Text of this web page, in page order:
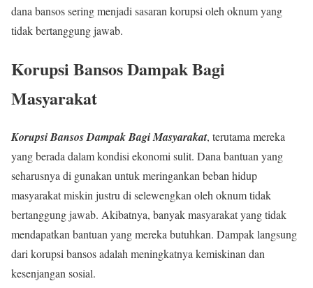
dana bansos sering menjadi sasaran korupsi oleh oknum yang
tidak bertanggung jawab.
Korupsi Bansos Dampak Bagi
Masyarakat
Korupsi Bansos Dampak Bagi Masyarakat, terutama mereka
yang berada dalam kondisi ekonomi sulit. Dana bantuan yang
seharusnya di gunakan untuk meringankan beban hidup
masyarakat miskin justru di selewengkan oleh oknum tidak
bertanggung jawab. Akibatnya, banyak masyarakat yang tidak
mendapatkan bantuan yang mereka butuhkan. Dampak langsung
dari korupsi bansos adalah meningkatnya kemiskinan dan
kesenjangan sosial.